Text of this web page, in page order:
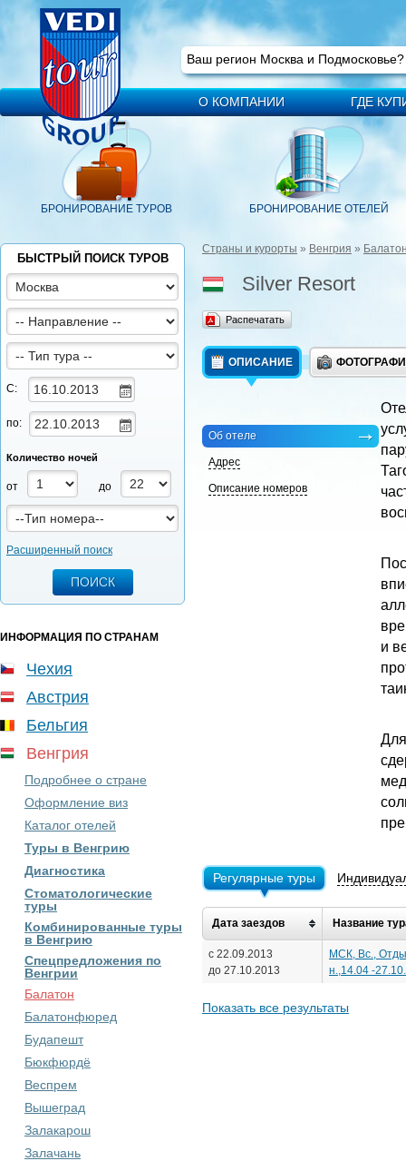
Ваш регион Москва и
Ваш регионМосква
О КОМПАНИИ ГДЕ
БРОНИРОВАНИЕ ТУРОВ БРОНИРОВАНИЕ ОТЕЛЕЙ
БЫСТРЫЙ ПОИСК ТУРОВ
С:
по:
Количество ночей
от до
Расширенный поиск
ИНФОРМАЦИЯ ПО СТРАНАМ
Чехия
Австрия
Бельгия
Венгрия
Подробнее о стране
Оформление виз
Каталог отелей
Туры в Венгрию
Диагностика
Стоматологические
туры
Комбинированные туры
в Венгрию
Спецпредложения по
Венгрии
Балатон
Балатонфюред
Будапешт
Бюкфюрдё
Веспрем
Вышеград
Залакарош
Залачань
Страны и курорты » Венгрия »
Silver Resort
Распечатать
ОПИСАНИЕ
Об отеле
Адрес
Описание номеров
и
Регулярные туры
Дата заездов Название
с 22.09.2013
до 27.10.2013
МСК, Вс.,
н.,14.04 -
Показать все результаты